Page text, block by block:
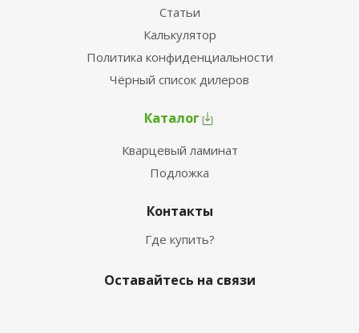
Статьи
Калькулятор
Политика конфиденциальности
Чёрный список дилеров
Каталог
Кварцевый ламинат
Подложка
Контакты
Где купить?
Оставайтесь на связи